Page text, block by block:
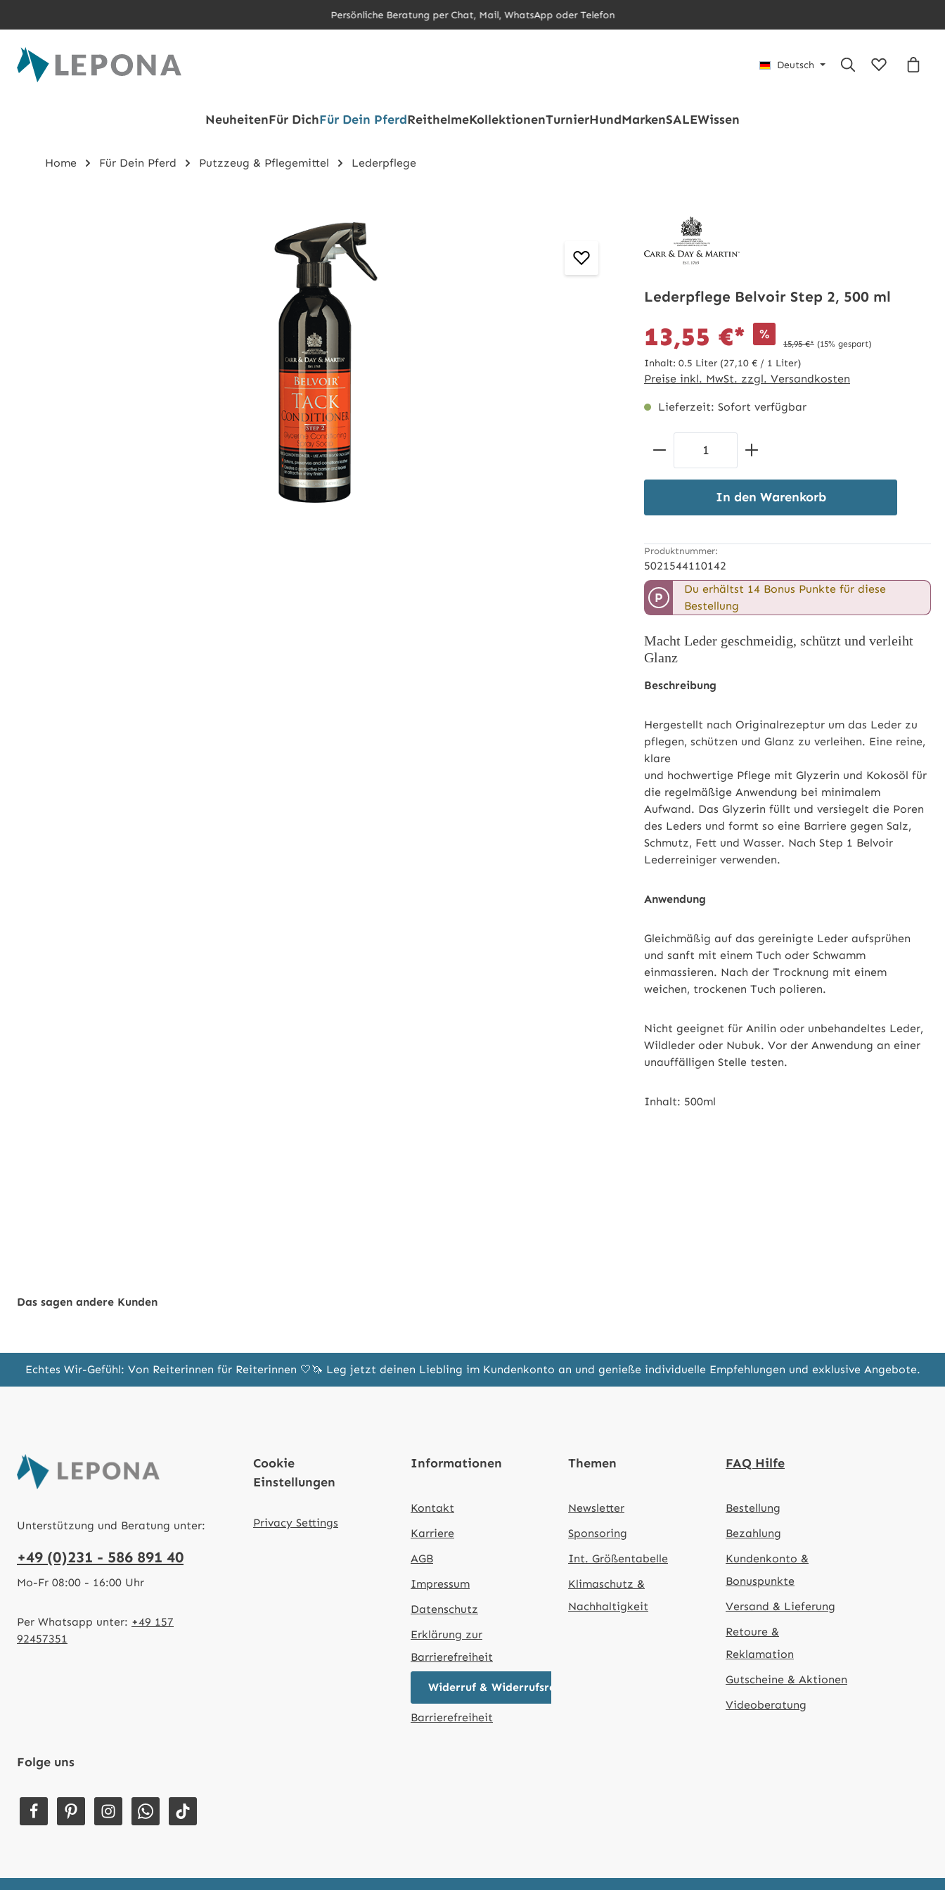
Persönliche Beratung per Chat, Mail, WhatsApp oder Telefon
Deutsch
Du hast 0
NeuheitenFür DichFür Dein PferdReithelmeKollektionenTurnierHundMarkenSALEWissen
Home Für Dein Pferd Putzzeug & Pflegemittel Lederpflege
Lederpflege Belvoir Step 2, 500 ml
13,55 €* %
15,95 €* (15% gespart)
Inhalt: 0.5 Liter (27,10 € / 1 Liter)
Preise inkl. MwSt. zzgl. Versandkosten
Lieferzeit: Sofort verfügbar
Produkt Anzahl: Gib den
In den Warenkorb
Produktnummer:
5021544110142
P
Du erhältst 14 Bonus Punkte für diese
Bestellung
Macht Leder geschmeidig, schützt und verleiht
Glanz
Beschreibung
Hergestellt nach Originalrezeptur um das Leder zu
pflegen, schützen und Glanz zu verleihen. Eine reine,
klare
und hochwertige Pflege mit Glyzerin und Kokosöl für
die regelmäßige Anwendung bei minimalem
Aufwand. Das Glyzerin füllt und versiegelt die Poren
des Leders und formt so eine Barriere gegen Salz,
Schmutz, Fett und Wasser. Nach Step 1 Belvoir
Lederreiniger verwenden.
Anwendung
Gleichmäßig auf das gereinigte Leder aufsprühen
und sanft mit einem Tuch oder Schwamm
einmassieren. Nach der Trocknung mit einem
weichen, trockenen Tuch polieren.
Nicht geeignet für Anilin oder unbehandeltes Leder,
Wildleder oder Nubuk. Vor der Anwendung an einer
unauffälligen Stelle testen.
Inhalt: 500ml
Das sagen andere Kunden
Echtes Wir-Gefühl: Von Reiterinnen für Reiterinnen 🤍🦄 Leg jetzt deinen Liebling im Kundenkonto an und genieße individuelle Empfehlungen und exklusive Angebote.
Unterstützung und Beratung unter:
+49 (0)231 - 586 891 40
Mo-Fr 08:00 - 16:00 Uhr
Per Whatsapp unter: +49 157
92457351
Cookie
Einstellungen
Privacy Settings
Informationen
Kontakt
Karriere
AGB
Impressum
Datenschutz
Erklärung zur
Barrierefreiheit
Widerruf & Widerrufsrecht
Barrierefreiheit
Themen
Newsletter
Sponsoring
Int. Größentabelle
Klimaschutz &
Nachhaltigkeit
FAQ Hilfe
Bestellung
Bezahlung
Kundenkonto &
Bonuspunkte
Versand & Lieferung
Retoure &
Reklamation
Gutscheine & Aktionen
Videoberatung
Folge uns